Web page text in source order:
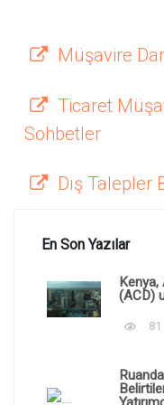
Müşavire
Ticaret
Sohbetler
Dış Talepler
En Son Yazılar
(ACD)
81